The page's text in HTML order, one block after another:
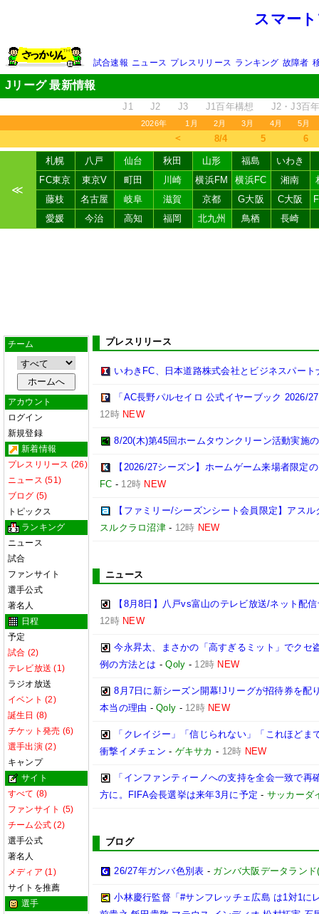
スマー
試合速報 ニュース プレスリリース ランキング 故障者
Jリーグ 最新情報
J1 J2 J3 J1百年構想 J2・J3百
2026年 1月 2月 3月 4月 5月
＜ 8/4 5 6
≪
札幌 八戸 仙台 秋田 山形 福島
いわき
FC東京
東京V 町田 川崎 横浜FM 横浜FC 湘南
藤枝
名古屋 岐阜 滋賀 京都 G大阪 C大阪
愛媛
今治 高知 福岡 北九州 鳥栖 長崎
チーム
アカウント
ログイン
新規登録
新着情報
プレスリリース (26)
ニュース (51)
ブログ (5)
トピックス
ランキング
ニュース
試合
ファンサイト
選手公式
著名人
日程
予定
試合 (2)
テレビ放送 (1)
ラジオ放送
イベント (2)
誕生日 (8)
チケット発売 (6)
選手出演 (2)
キャンプ
サイト
すべて (8)
ファンサイト (5)
チーム公式 (2)
選手公式
著名人
メディア (1)
サイトを推薦
選手
プレスリリース
いわきFC、日本道路株式会社とビジネスパート
「AC長野パルセイロ 公式イヤーブック 2026/
12時 NEW
8/20(木)第45回ホームタウンクリーン活動実施
【2026/27シーズン】ホームゲーム来場者限定
FC - 12時 NEW
【ファミリー/シーズンシート会員限定】アス
スルクラロ沼津- 12時 NEW
ニュース
【8月8日】八戸vs富山のテレビ放送/ネット配
12時 NEW
今永昇太、まさかの「高すぎるミット」でクセ
例の方法とは -Qoly - 12時 NEW
8月7日に新シーズン開幕!Jリーグが招待券を配
本当の理由 -Qoly - 12時 NEW
「クレイジー」「信じられない」「これほど
衝撃イメチェン - ゲキサカ - 12時 NEW
「インファンティーノへの支持を全会一致で
方に。FIFA会長選挙は来年3月に予定 - サッカーダ
ブログ
26/27年ガンバ色別表 - ガンバ大阪データラン
小林慶行監督「#サンフレッチェ広島 は1対1に